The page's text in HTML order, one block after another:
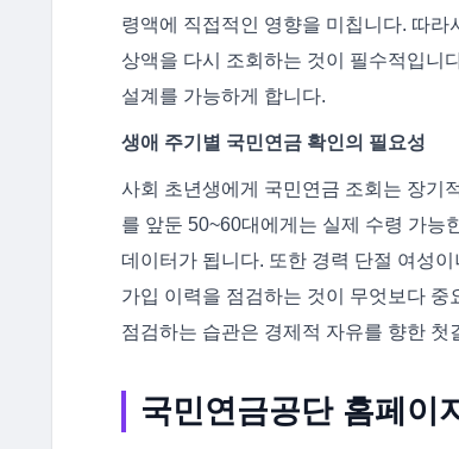
령액에 직접적인 영향을 미칩니다. 따
상액을 다시 조회하는 것이 필수적입니
설계를 가능하게 합니다.
생애 주기별 국민연금 확인의 필요성
사회 초년생에게 국민연금 조회는 장기
를 앞둔 50~60대에게는 실제 수령 가능
데이터가 됩니다. 또한 경력 단절 여성
가입 이력을 점검하는 것이 무엇보다
점검하는 습관은 경제적 자유를 향한 첫
국민연금공단 홈페이